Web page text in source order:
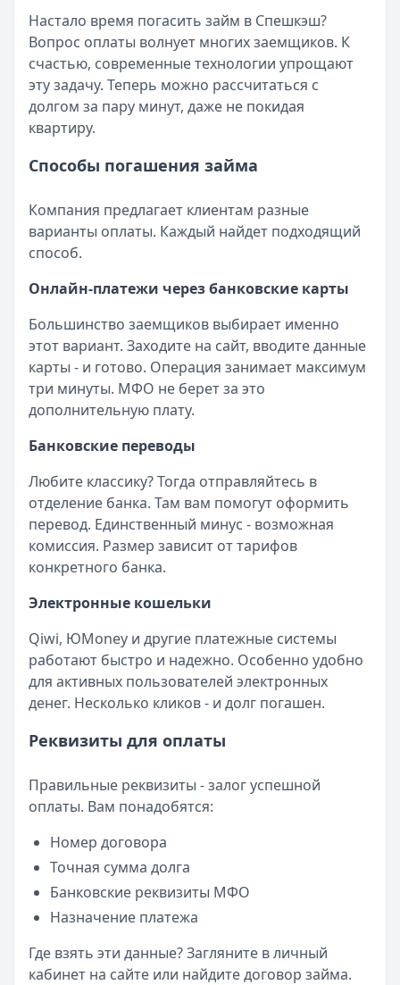
Настало время погасить займ в Спешкэш?
Вопрос оплаты волнует многих заемщиков. К
счастью, современные технологии упрощают
эту задачу. Теперь можно рассчитаться с
долгом за пару минут, даже не покидая
квартиру.
Способы погашения займа
Компания предлагает клиентам разные
варианты оплаты. Каждый найдет подходящий
способ.
Онлайн-платежи через банковские карты
Большинство заемщиков выбирает именно
этот вариант. Заходите на сайт, вводите данные
карты - и готово. Операция занимает максимум
три минуты. МФО не берет за это
дополнительную плату.
Банковские переводы
Любите классику? Тогда отправляйтесь в
отделение банка. Там вам помогут оформить
перевод. Единственный минус - возможная
комиссия. Размер зависит от тарифов
конкретного банка.
Электронные кошельки
Qiwi, ЮMoney и другие платежные системы
работают быстро и надежно. Особенно удобно
для активных пользователей электронных
денег. Несколько кликов - и долг погашен.
Реквизиты для оплаты
Правильные реквизиты - залог успешной
оплаты. Вам понадобятся:
Номер договора
Точная сумма долга
Банковские реквизиты МФО
Назначение платежа
Где взять эти данные? Загляните в личный
кабинет на сайте или найдите договор займа.